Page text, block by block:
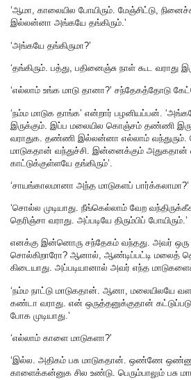
‘ஆமா, காலையில போயிரும். மேஞ்சிட்டு,
இல்லன்னா அங்கயே தங்கிரும்.’
‘அங்கயே தங்கிருமா?’
‘தங்கிரும். பத்து, பதினைஞ்சு நாள் கூட வராது
‘எல்லாம் உங்க மாடு தானா?’ சந்தேகத்தோடு
‘நம்ம மாடுக தாங்க’ என்றார் பழனியப்பன்.
இருக்கும். இப்ப மலையில கொஞ்சம் தண்ணி
வராதுக. தண்ணி இல்லன்னா எல்லாம் வந்துரும்.
மாடுகதான் வந்துச்சி. இன்னைக்கும்
காட்டுக்குள்ளயே தங்கிரும்’.
‘சாயங்காலமானா அந்த மாடுகளப் பார்க்கலாமா?’
‘சொல்ல முடியாது. நீங்கெல்லாம் வேற
தெரிஞ்சா வராது. அப்படியே திரும்பிப் போயிரும்.’
எனக்கு இன்னொரு சந்தேகம் வந்தது. அவர்
சொல்கிறாரோ? ஆனால், ஆண்டிப்பட்டி மலைத்
கிடையாது. அப்படியானால் அவர் எந்த
‘நம்ம நாட்டு மாடுகதான். ஆனா, மலையிலயே
கண்டா வராது. என் ஒருத்தனுக்குதான்
போக முடியாது.’
‘எல்லாம் காளை மாடுகளா?’
‘இல்ல. அதிகம் பசு மாடுகதான். ஒண்ணே ஒண்ணு
காளைக்கன்னுக சில உண்டு. பெரும்பாலும் பசு